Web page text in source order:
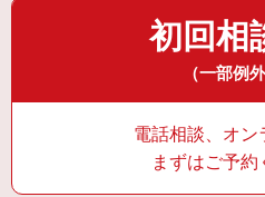
初回相
（一部例
電話相談、オン
まずはご予約